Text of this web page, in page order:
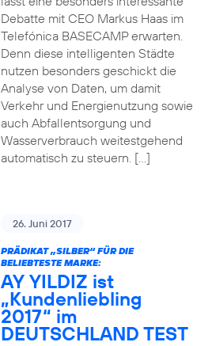
Debatte mit CEO Markus Haas im
Telefónica BASECAMP erwarten.
Denn diese intelligenten Städte
nutzen besonders geschickt die
Analyse von Daten, um damit
Verkehr und Energienutzung sowie
auch Abfallentsorgung und
Wasserverbrauch weitestgehend
automatisch zu steuern. […]
26. Juni 2017
PRÄDIKAT „SILBER“ FÜR DIE
BELIEBTESTE MARKE:
AY YILDIZ ist
„Kundenliebling
2017“ im
DEUTSCHLAND TEST